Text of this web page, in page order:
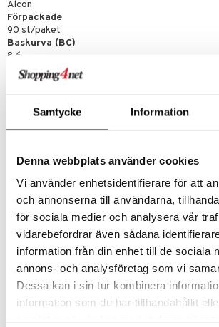
Samtycke Information
Denna webbplats använder cookies
Vi använder enhetsidentifierare för att
och annonserna till användarna,
för sociala medier och analysera vår
vidarebefordrar även sådana
information från din enhet till de sociala
annons- och analysföretag som vi
Dessa kan i sin tur kombinera
information som du har tillhandahållit
Alcon
Förpackade
90 st/paket
Baskurva (BC)
8.6
Diameter (DIA)
13.8
-10,00 till +6,00
Bärtid
1 dag
Nelfilcon A
69%
In- & Utmärkning
Hanteringsfärgade
Ja
Artikelnr
CB